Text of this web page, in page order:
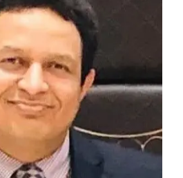
আগে
আপনার
কী
পেপার লিখবেন কীভাবে?